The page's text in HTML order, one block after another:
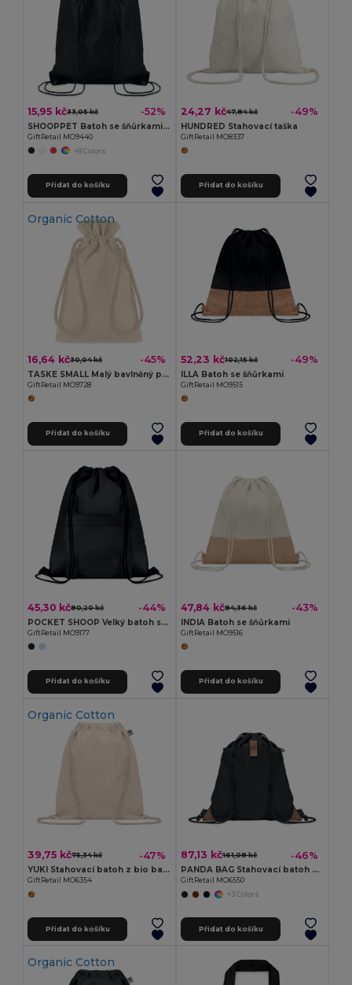
15,95 kč33,05 kč -52%
SHOOPPET Batoh se šňůrkami 190T RPET
GiftRetail MO9440
+8 Colors
Přidat do košíku
24,27 kč47,84 kč -49%
HUNDRED Stahovací taška
GiftRetail MO8337
Přidat do košíku
Organic Cotton
16,64 kč30,04 kč -45%
TASKE SMALL Malý bavlněný pytlík
GiftRetail MO9728
Přidat do košíku
52,23 kč102,15 kč -49%
ILLA Batoh se šňůrkami
GiftRetail MO9515
Přidat do košíku
45,30 kč80,20 kč -44%
POCKET SHOOP Velký batoh se šňůrkami
GiftRetail MO9177
Přidat do košíku
47,84 kč84,36 kč -43%
INDIA Batoh se šňůrkami
GiftRetail MO9516
Přidat do košíku
Organic Cotton
39,75 kč75,34 kč -47%
YUKI Stahovací batoh z bio bavlny
GiftRetail MO6354
Přidat do košíku
87,13 kč161,08 kč -46%
PANDA BAG Stahovací batoh z bavlny
GiftRetail MO6550
+3 Colors
Přidat do košíku
Organic Cotton